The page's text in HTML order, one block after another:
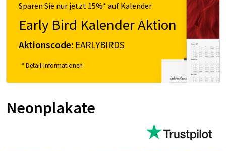
Sparen Sie nur jetzt 15%* auf Kalender
Early Bird Kalender Aktion
Aktionscode: EARLYBIRDS
* Detail-Informationen
Neonplakate